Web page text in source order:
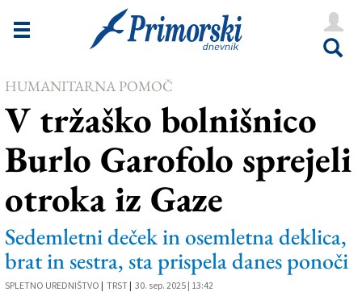
Novice
Goriška
Kultura
Šport
Še
Vreme
V Kioskih
HUMANITARNA POMOČ
V tržaško bolnišnico
Burlo Garofolo sprejeli
otroka iz Gaze
Sedemletni deček in osemletna deklica,
brat in sestra, sta prispela danes ponoči
SPLETNO UREDNIŠTVO | TRST | 30. sep. 2025 | 13:42